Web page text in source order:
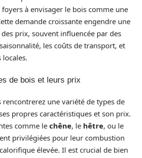
à envisager le bois comme une
demande croissante engendre une
prix, souvent influencée par des
les coûts de transport, et
de bois et leurs prix
rencontrerez une variété de types de
propres caractéristiques et son prix.
comme le chêne, le hêtre, ou le
privilégiées pour leur combustion
élevée. Il est crucial de bien